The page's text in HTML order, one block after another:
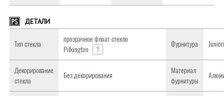
ДЕТАЛИ
Тип стекла
прозрачное флоат стекло
Pilkington
?
Фурнитура
Декорирование
стекла
Без декорирования
Материал
фурнитуры